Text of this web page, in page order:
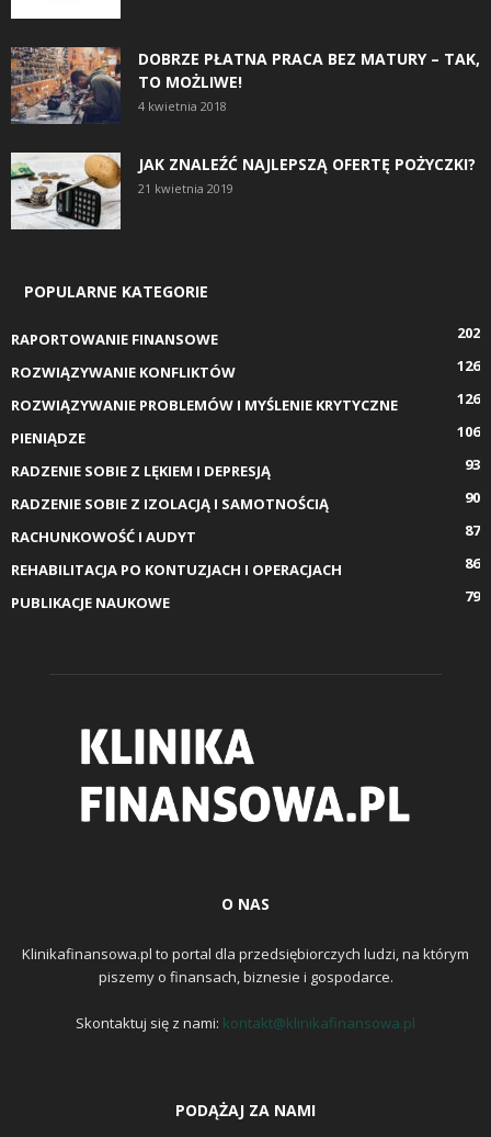
DOBRZE PŁATNA PRACA BEZ MATURY – TAK,
TO MOŻLIWE!
4 kwietnia 2018
JAK ZNALEŹĆ NAJLEPSZĄ OFERTĘ POŻYCZKI?
21 kwietnia 2019
POPULARNE KATEGORIE
RAPORTOWANIE FINANSOWE
202
ROZWIĄZYWANIE KONFLIKTÓW
126
ROZWIĄZYWANIE PROBLEMÓW I MYŚLENIE KRYTYCZNE
126
PIENIĄDZE
106
RADZENIE SOBIE Z LĘKIEM I DEPRESJĄ
93
RADZENIE SOBIE Z IZOLACJĄ I SAMOTNOŚCIĄ
90
RACHUNKOWOŚĆ I AUDYT
87
REHABILITACJA PO KONTUZJACH I OPERACJACH
86
PUBLIKACJE NAUKOWE
79
O NAS
Klinikafinansowa.pl to portal dla przedsiębiorczych ludzi, na którym
piszemy o finansach, biznesie i gospodarce.
Skontaktuj się z nami: kontakt@klinikafinansowa.pl
PODĄŻAJ ZA NAMI